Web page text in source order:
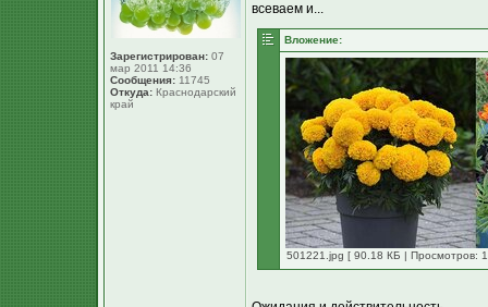
Зарегистрирован: 07
мар 2011 14:36
Сообщения: 11745
Откуда: Краснодарский
край
всеваем и...
Вложение:
501221.jpg [ 90.18 КБ | Просмотров: